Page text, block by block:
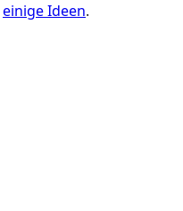
einige Ideen.